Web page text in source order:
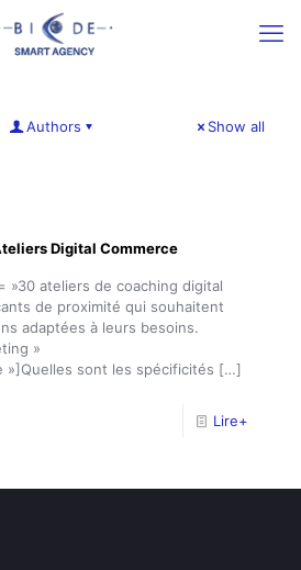
Authors Show all
Digital Commerce
ateliers de coaching digital
de proximité qui souhaitent
adaptées à leurs besoins.
»
»]Quelles sont les spécificités […]
Lire+